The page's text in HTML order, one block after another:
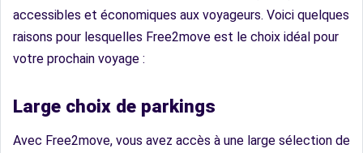
accessibles et économiques aux voyageurs. Voici quelques
raisons pour lesquelles Free2move est le choix idéal pour
votre prochain voyage :
Large choix de parkings
Avec Free2move, vous avez accès à une large sélection de